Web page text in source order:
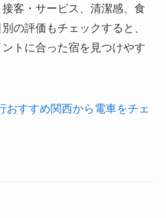
客・サービス、清潔感、食
の評価もチェックすると、
トに合った宿を見つけやす
おすすめ関西から電車をチェ